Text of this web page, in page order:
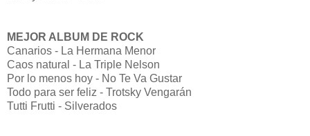
MEJOR ALBUM DE ROCK
Canarios - La Hermana Menor
Caos natural - La Triple Nelson
Por lo menos hoy - No Te Va Gustar
Todo para ser feliz - Trotsky Vengarán
Tutti Frutti - Silverados